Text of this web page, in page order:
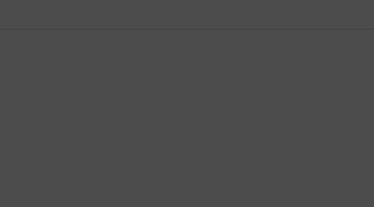
明しつつ、「ただ、今回のケースはターゲッ